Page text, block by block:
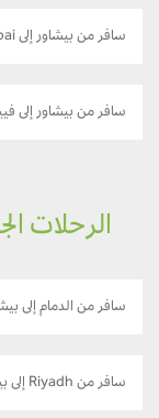
سافر من بيشاور إلى Dubai
سافر من بيشاور إلى فيينا
الرحلات
سافر من الدمام إلى
سافر من Riyadh إلى بيشاور